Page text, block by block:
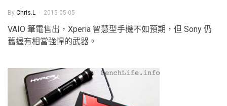
By Chris.L 2015-05-05
VAIO 筆電售出，Xperia 智慧型手機不如預期，但 Sony 仍
舊握有相當強悍的武器。